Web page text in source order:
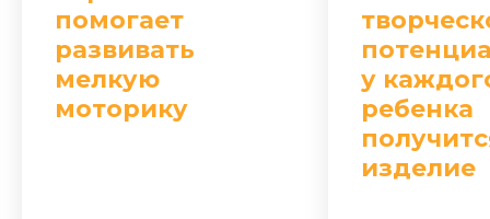
помогает
развивать
мелкую
моторику
у
ребенка
изделие